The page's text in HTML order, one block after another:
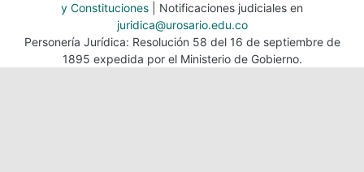
y Constituciones | Notificaciones judiciales en
juridica@urosario.edu.co
Personería Jurídica: Resolución 58 del 16 de septiembre de
1895 expedida por el Ministerio de Gobierno.